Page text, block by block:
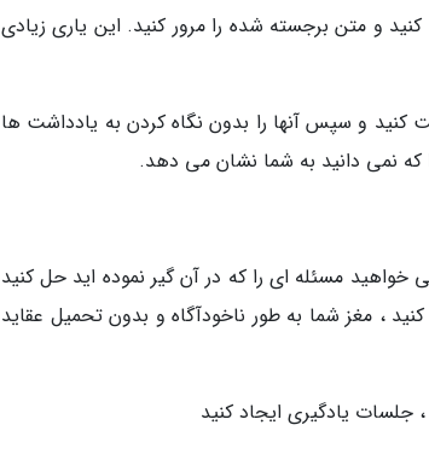
و متن برجسته شده را مرور کنید. این یاری زیادی
کنید و سپس آنها را بدون نگاه کردن به یادداشت ها
که نمی دانید به شما نشان می دهد.
مسئله ای را که در آن گیر نموده اید حل کنید
، مغز شما به طور ناخودآگاه و بدون تحمیل عقاید
جلسات یادگیری ایجاد کنید